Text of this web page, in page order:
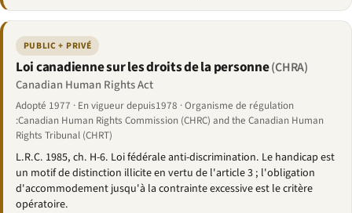
PUBLIC + PRIVÉ
Loi canadienne sur les droits de la personne(CHRA)
Canadian Human Rights Act
Adopté 1977 · En vigueur depuis1978 · Organisme de régulation
:Canadian Human Rights Commission (CHRC) and the Canadian Human
Rights Tribunal (CHRT)
L.R.C. 1985, ch. H-6. Loi fédérale anti-discrimination. Le handicap est
un motif de distinction illicite en vertu de l'article 3 ; l'obligation
d'accommodement jusqu'à la contrainte excessive est le critère
opératoire.